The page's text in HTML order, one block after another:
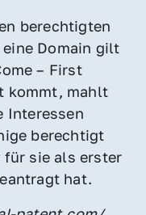
berechtigten
Domain gilt
– First
kommt, mahlt
Interessen
berechtigt
für sie als erster
hat.